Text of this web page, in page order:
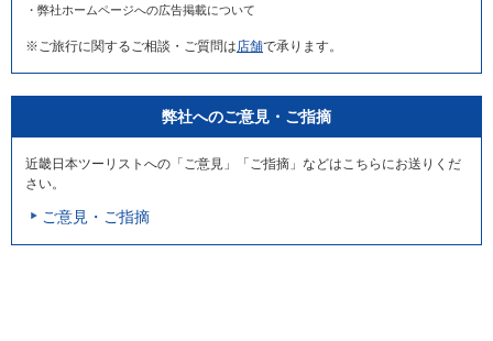
・弊社ホームページへの広告掲載について
※ご旅行に関するご相談・ご質問は 店舗で承ります。
弊社へのご意見・ご指摘
近畿日本ツーリストへの「ご意見」「ご指摘」などはこちらにお送りくだ
さい。
ご意見・ご指摘